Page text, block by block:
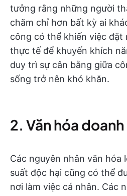
tưởng rằng những người
chăm chỉ hơn bất kỳ ai
công có thể khiến việc đặt
thực tế để khuyến khích
duy trì sự cân bằng giữa
sống trở nên khó khăn.
2. Văn hóa
Các nguyên nhân văn hóa
suất độc hại cũng có thể
nơi làm việc cá nhân. Các